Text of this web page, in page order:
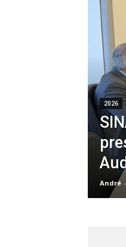
2026
André -